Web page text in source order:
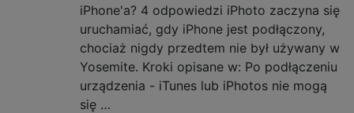
iPhone'a? 4 odpowiedzi iPhoto zaczyna się
uruchamiać, gdy iPhone jest podłączony,
chociaż nigdy przedtem nie był używany w
Yosemite. Kroki opisane w: Po podłączeniu
urządzenia - iTunes lub iPhotos nie mogą
się …